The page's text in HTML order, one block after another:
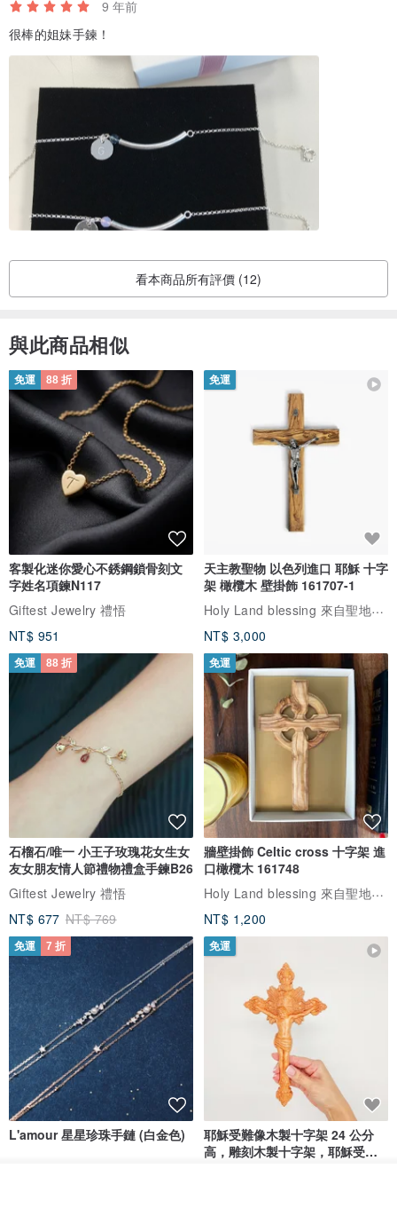
9 年前
很棒的姐妹手鍊！
看本商品所有評價 (12)
與此商品相似
免運 88 折
客製化迷你愛心不銹鋼鎖骨刻文
字姓名項鍊N117
Giftest Jewelry 禮悟
NT$ 951
免運
天主教聖物 以色列進口 耶穌 十字
架 橄欖木 壁掛飾 161707-1
Holy Land blessing 來自聖地的祝福
NT$ 3,000
免運 88 折
石榴石/唯一 小王子玫瑰花女生女
友女朋友情人節禮物禮盒手鍊B26
Giftest Jewelry 禮悟
NT$ 677 NT$ 769
免運
牆壁掛飾 Celtic cross 十字架 進
口橄欖木 161748
Holy Land blessing 來自聖地的祝福
NT$ 1,200
免運 7 折
L'amour 星星珍珠手鏈 (白金色)
免運
耶穌受難像木製十字架 24 公分
高，雕刻木製十字架，耶穌受難